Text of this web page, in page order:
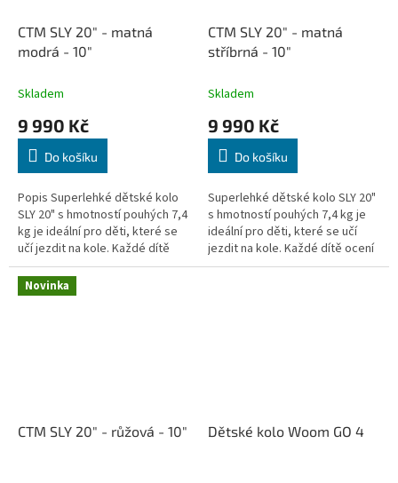
CTM SLY 20" - matná
modrá - 10"
Skladem
9 990 Kč
Do košíku
Popis Superlehké dětské kolo
SLY 20" s hmotností pouhých 7,4
kg je ideální pro děti, které se
učí jezdit na kole. Každé dítě
ocení jeho nízkou hmotnost při
manévrování během...
CTM SLY 20" - matná
stříbrná - 10"
Skladem
9 990 Kč
Do košíku
Superlehké dětské kolo SLY 20"
s hmotností pouhých 7,4 kg je
ideální pro děti, které se učí
jezdit na kole. Každé dítě ocení
jeho nízkou hmotnost při
Novinka
CTM SLY 20" - růžová - 10" Dětské kolo Woom GO 4